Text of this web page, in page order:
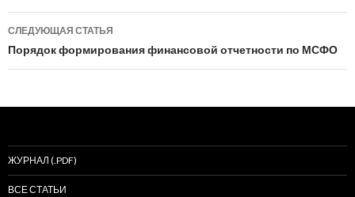
СЛЕДУЮЩАЯ СТАТЬЯ
Порядок формирования финансовой отчетности по МСФО
ЖУРНАЛ (.PDF)
ВСЕ СТАТЬИ